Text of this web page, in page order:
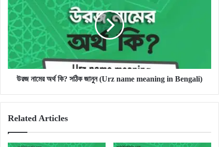
অর্থ
সঠিক
জানুন
(Urz
name
meaning
উরজ নামের অর্থ কি? সঠিক জানুন (Urz name meaning in Bengali)
Related Articles